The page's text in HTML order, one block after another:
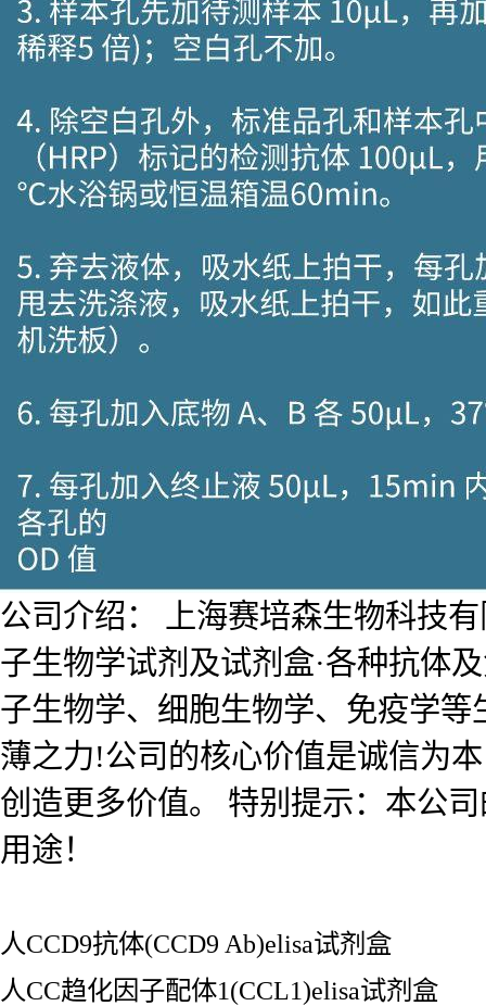
公司介绍： 上海赛培森生物科技有
子生物学试剂及试剂盒·各种抗体
子生物学、细胞生物学、免疫学
薄之力!公司的核心价值是诚信为
创造更多价值。 特别提示：本公
用途！
人CCD9抗体(CCD9 Ab)elisa试剂盒
人CC趋化因子配体1(CCL1)elisa试剂盒